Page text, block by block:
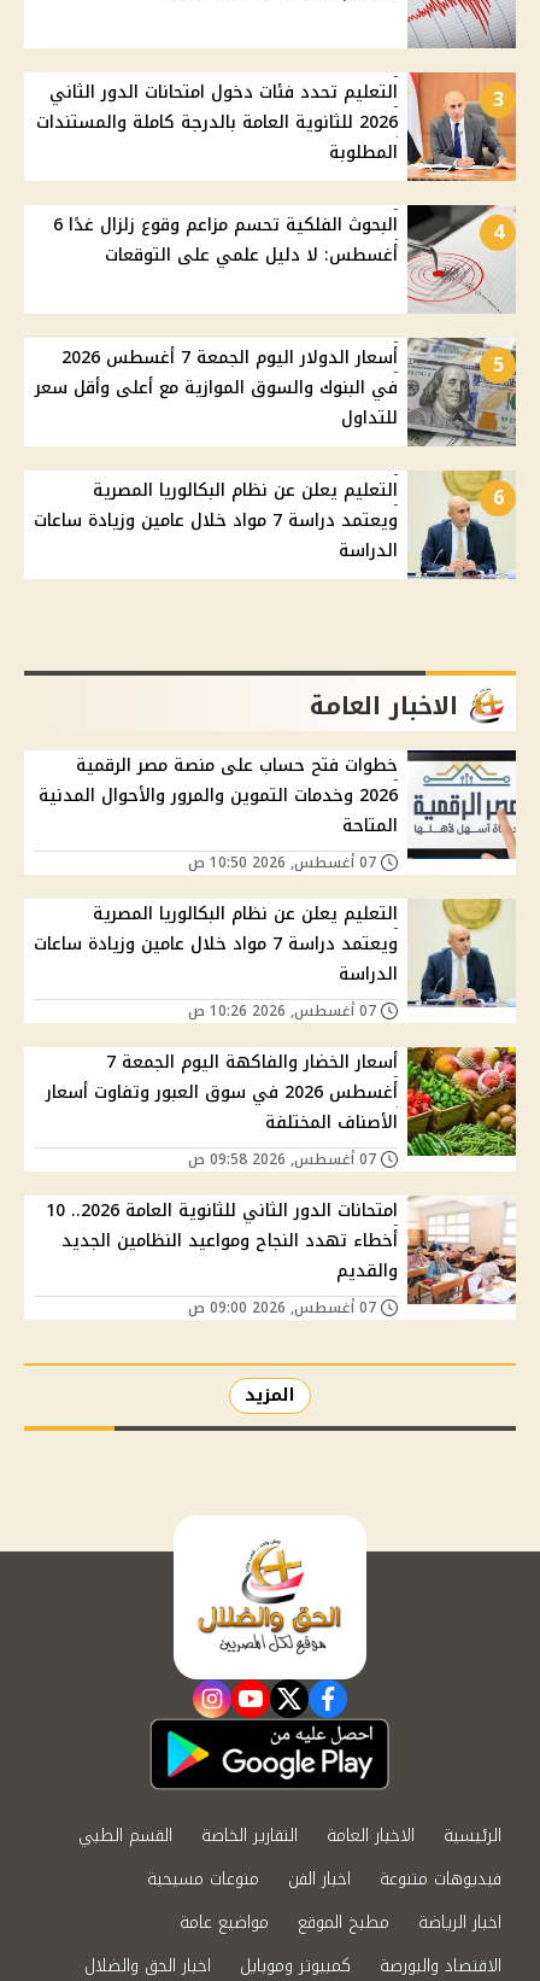
3
التعليم تحدد فئات دخول امتحانات الدور الثاني
2026 للثانوية العامة بالدرجة كاملة والمستندات
المطلوبة
4
البحوث الفلكية تحسم مزاعم وقوع زلزال غدًا 6
أغسطس: لا دليل علمي على التوقعات
5
أسعار الدولار اليوم الجمعة 7 أغسطس 2026
في البنوك والسوق الموازية مع أعلى وأقل سعر
للتداول
6
التعليم يعلن عن نظام البكالوريا المصرية
ويعتمد دراسة 7 مواد خلال عامين وزيادة ساعات
الدراسة
الاخبار العامة
خطوات فتح حساب على منصة مصر الرقمية
2026 وخدمات التموين والمرور والأحوال المدنية
المتاحة
التعليم يعلن عن نظام البكالوريا المصرية
ويعتمد دراسة 7 مواد خلال عامين وزيادة ساعات
الدراسة
أسعار الخضار والفاكهة اليوم الجمعة 7
أغسطس 2026 في سوق العبور وتفاوت أسعار
الأصناف المختلفة
امتحانات الدور الثاني للثانوية العامة 2026.. 10
أخطاء تهدد النجاح ومواعيد النظامين الجديد
والقديم
المزيد
facebook
twitter
youtube
instagram
الرئيسية الاخبار العامة التقارير الخاصة
القسم الطبي
فيديوهات متنوعة
اخبار الفن
منوعات مسيحية
اخبار الرياضة
مطبخ الموقع
مواضيع عامة
الاقتصاد والبورصة
كمبيوتر وموبايل اخبار الحق والضلال